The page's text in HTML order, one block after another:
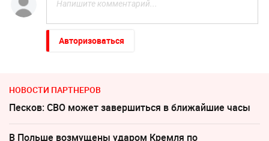
Авторизоваться
НОВОСТИ ПАРТНЕРОВ
Песков: СВО может завершиться в ближайшие часы
В Польше возмущены ударом Кремля по